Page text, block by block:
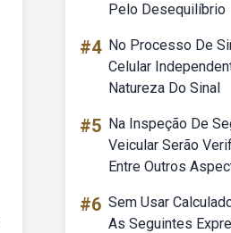
Pelo Desequilíbrio
#4 No Processo De
Celular
Natureza Do Sinal
#5 Na Inspeção De
Veicular Serão
Entre Outros
#6 Sem Usar
As Seguintes